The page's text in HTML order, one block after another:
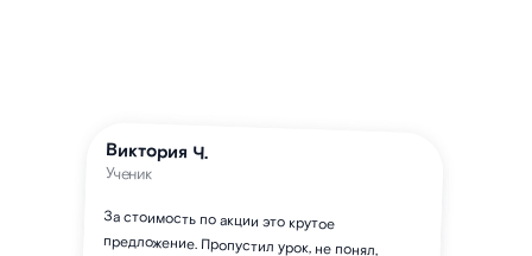
Виктория Ч.
Ученик
За стоимость по акции это крутое
предложение. Пропустил урок, не понял,
болел — тут есть все необходимые темы.
Хорошее домашнее подспорье. Все основные
предметы в одном месте и за одну стоимость.
Во многих модулях есть видеоуроки, теория,
тренажёры, тесты для проверки. Матеша,
окружайка, русский, иностранный — всё под